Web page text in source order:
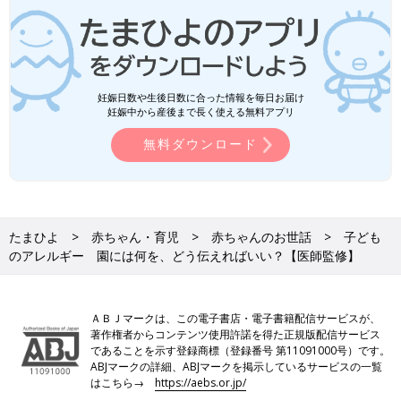
妊娠日数や生後日数に合った情報を毎日お届け
妊娠中から産後まで長く使える無料アプリ
無料ダウンロード
たまひよ 赤ちゃん・育児 赤ちゃんのお世話
子ども
のアレルギー 園には何を、どう伝えればいい？【医師監修】
ＡＢＪマークは、この電子書店・電子書籍配信サービスが、
著作権者からコンテンツ使用許諾を得た正規版配信サービス
であることを示す登録商標（登録番号 第11091000号）です。
ABJマークの詳細、ABJマークを掲示しているサービスの一覧
はこちら→https://aebs.or.jp/